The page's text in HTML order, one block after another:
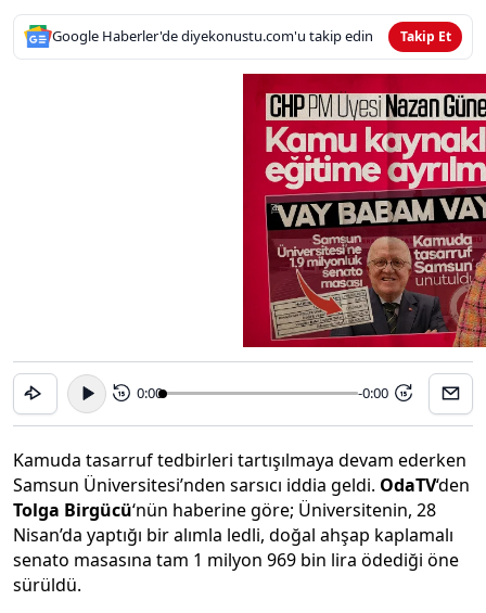
Google Haberler'de diyekonustu.com'u takip edin Takip Et
15 0:00 -0:00 15
Kamuda tasarruf tedbirleri tartışılmaya devam ederken
Samsun Üniversitesi’nden sarsıcı iddia geldi. OdaTV‘den
Tolga Birgücü‘nün haberine göre; Üniversitenin, 28
Nisan’da yaptığı bir alımla ledli, doğal ahşap kaplamalı
senato masasına tam 1 milyon 969 bin lira ödediği öne
sürüldü.